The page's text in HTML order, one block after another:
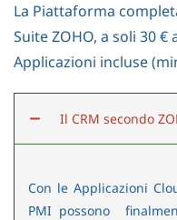
La Piattaforma
Suite ZOHO, a soli 30
Applicazioni incluse
Il CRM secondo
Con le Applicazioni
PMI possono